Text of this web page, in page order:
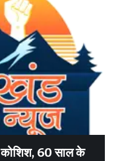
कोशिश, 60 साल के